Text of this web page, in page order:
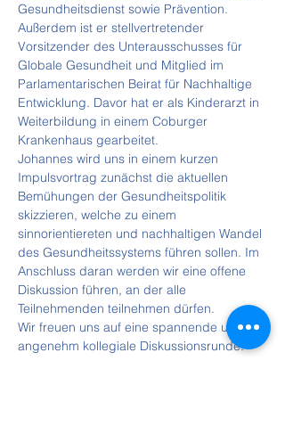
Gesundheitsdienst sowie Prävention.
Außerdem ist er stellvertretender
Vorsitzender des Unterausschusses für
Globale Gesundheit und Mitglied im
Parlamentarischen Beirat für Nachhaltige
Entwicklung. Davor hat er als Kinderarzt in
Weiterbildung in einem Coburger
Krankenhaus gearbeitet.
Johannes wird uns in einem kurzen
Impulsvortrag zunächst die aktuellen
Bemühungen der Gesundheitspolitik
skizzieren, welche zu einem
sinnorientiereten und nachhaltigen Wandel
des Gesundheitssystems führen sollen. Im
Anschluss daran werden wir eine offene
Diskussion führen, an der alle
Teilnehmenden teilnehmen dürfen.
Wir freuen uns auf eine spannende und
angenehm kollegiale Diskussionsrunde.